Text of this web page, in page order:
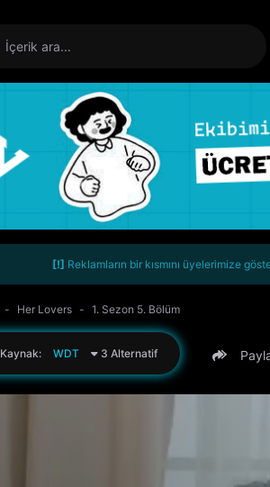
[!] Reklamların bir kısmını üyelerimize
Her Lovers 1. Sezon 5. Bölüm
Kaynak: WDT 3 Alternatif